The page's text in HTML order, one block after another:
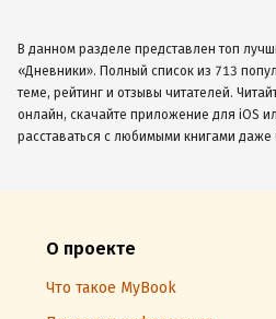
В данном разделе представлен топ
«Дневники». Полный список из 713
теме, рейтинг и отзывы читателей.
онлайн, скачайте приложение для iOS
расставаться с любимыми книгами даже
О проекте
Что такое MyBook